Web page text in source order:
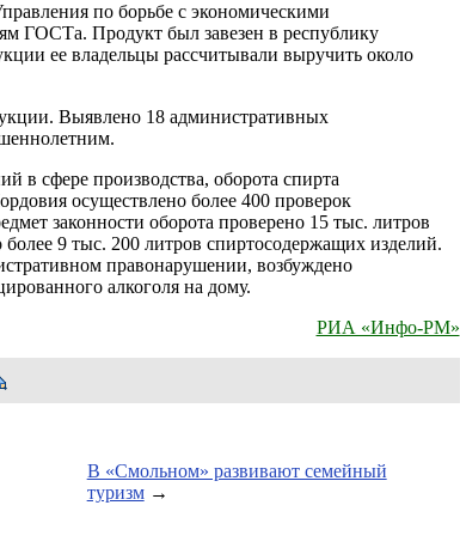
по борьбе с экономическими
ГОСТа. Продукт был завезен в республику
ее владельцы рассчитывали выручить около
Выявлено 18 административных
в сфере производства, оборота спирта
осуществлено более 400 проверок
законности оборота проверено 15 тыс. литров
9 тыс. 200 литров спиртосодержащих изделий.
правонарушении, возбуждено
алкоголя на дому.
РИА «Инфо-РМ»
В «Смольном» развивают семейный
туризм→